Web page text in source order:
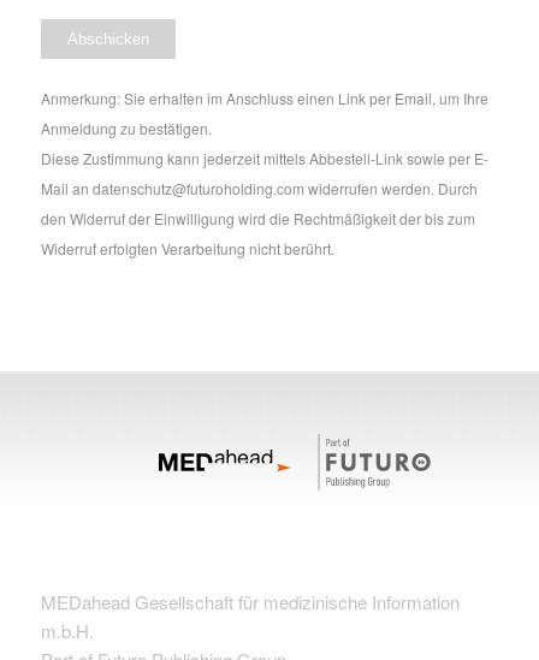
Anmerkung: Sie erhalten im Anschluss einen Link per Email, um Ihre
Anmeldung zu bestätigen.
Diese Zustimmung kann jederzeit mittels Abbestell-Link sowie per E-
Mail an datenschutz@futuroholding.com widerrufen werden. Durch
den Widerruf der Einwilligung wird die Rechtmäßigkeit der bis zum
Widerruf erfolgten Verarbeitung nicht berührt.
MEDahead Gesellschaft für medizinische Information
m.b.H.